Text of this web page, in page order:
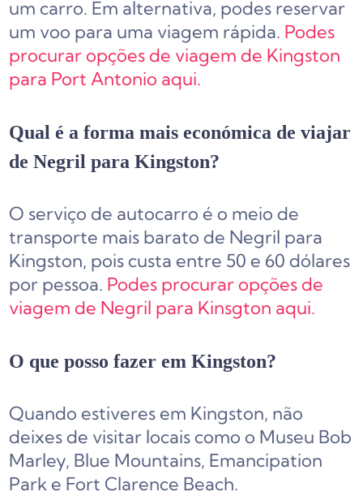
um carro. Em alternativa, podes reservar
um voo para uma viagem rápida. Podes
procurar opções de viagem de Kingston
para Port Antonio aqui.
Qual é a forma mais económica de viajar
de Negril para Kingston?
O serviço de autocarro é o meio de
transporte mais barato de Negril para
Kingston, pois custa entre 50 e 60 dólares
por pessoa. Podes procurar opções de
viagem de Negril para Kinsgton aqui.
O que posso fazer em Kingston?
Quando estiveres em Kingston, não
deixes de visitar locais como o Museu Bob
Marley, Blue Mountains, Emancipation
Park e Fort Clarence Beach.